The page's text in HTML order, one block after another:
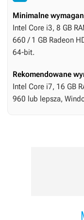
Minimalne
Intel Core i3, 8 GB
660 / 1 GB Radeon
64-bit.
Rekomendowane
Intel Core i7, 16 GB
960 lub lepsza,